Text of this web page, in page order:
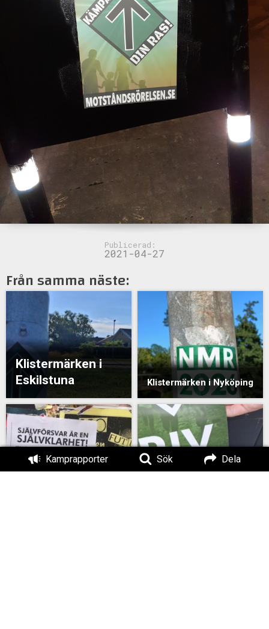
Kamprapporter Sök Dela
Publicerad:
2021-04-27
Från samma näste:
Klistermärken i
Eskilstuna
Klistermärken i Nyköping